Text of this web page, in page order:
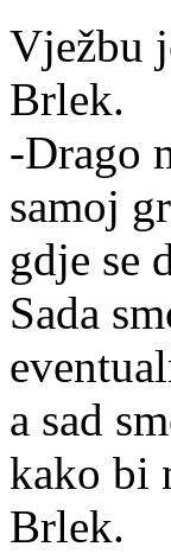
Vježbu
Brlek.
-Drago
samoj
gdje se
Sada
a sad
kako bi
Brlek.